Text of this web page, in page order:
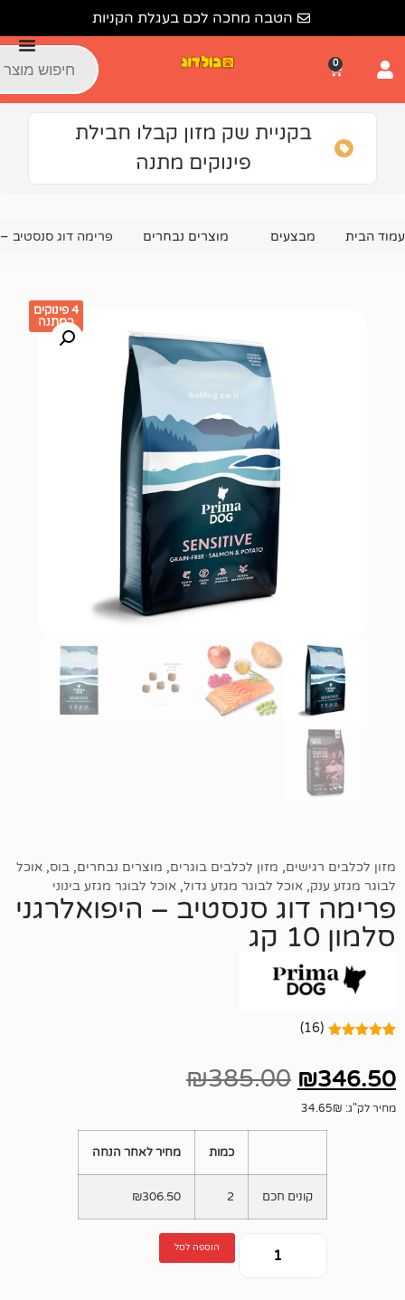
הטבה מחכה לכם בעגלת הקניות
שק מזון קבלו חבילת
פינוקים מתנה
מוצרים נבחרים פרימה דוג סנסטיב – היפואלרגני סלמון 10
,מזון לכלבים בוגרים,מוצרים נבחרים,בוס,אוכל
אוכל לבוגר מגזע גדול, אוכל לבוגר מגזע בינוני
סנסטיב – היפואלרגני
₪385.00
מחיר לאחר הנחה
₪ 306.50
הוספה לסל